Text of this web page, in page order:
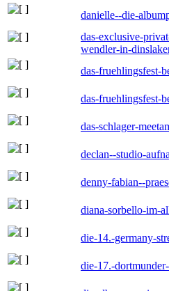
danielle--die-
das-exclusive-
wendler-in-
das-fruehlingsfest-
das-fruehlingsfest-
das-schlager-
declan--studio-
denny-fabian--
diana-sorbello-im-
die-14.-germany-
die-17.-